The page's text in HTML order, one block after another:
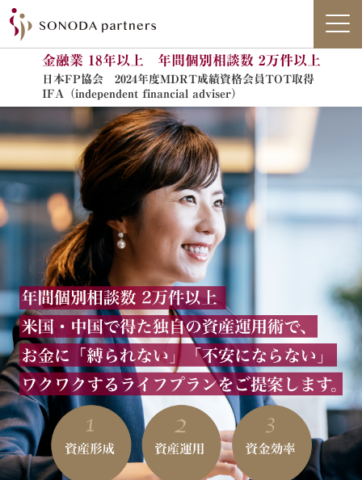
金融業 18年以上 年間個別相談数 2万件以上
日本FP協会 2024年度MDRT成績資格会員TOT取得
IFA（independent financial adviser）